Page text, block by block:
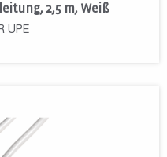
2,5 m, Weiß
UPE